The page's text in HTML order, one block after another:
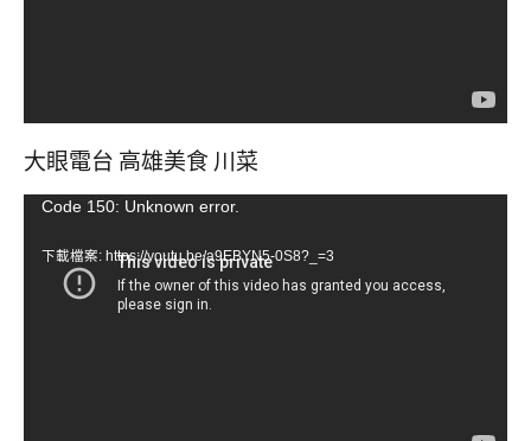
大眼電台 高雄美食 川菜
視Code 150: Unknown error.
下載檔案: https://youtu.be/a9EBYN5-0S8?_=3